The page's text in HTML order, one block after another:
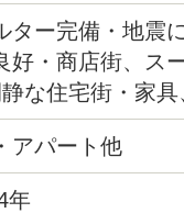
ター完備・地震
好・商店街、ス
な住宅街・家
・
アパート他
年